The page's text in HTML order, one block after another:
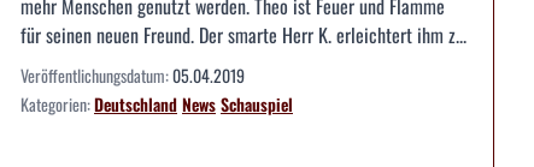
mehr Menschen genutzt werden. Theo ist Feuer und Flamme
für seinen neuen Freund. Der smarte Herr K. erleichtert ihm z...
Veröffentlichungsdatum:05.04.2019
Kategorien:DeutschlandNewsSchauspiel